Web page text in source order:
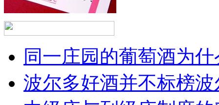
同一庄园的葡萄酒为
波尔多好酒并不标榜